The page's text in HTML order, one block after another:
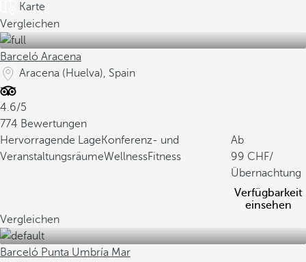
Karte
Vergleichen
Barceló Aracena
Aracena (Huelva), Spain
4.6/5
774 Bewertungen
Hervorragende LageKonferenz- und
VeranstaltungsräumeWellnessFitness
Ab
99
/
Übernachtung
Verfügbarkeit
einsehen
Vergleichen
Barceló Punta Umbría Mar